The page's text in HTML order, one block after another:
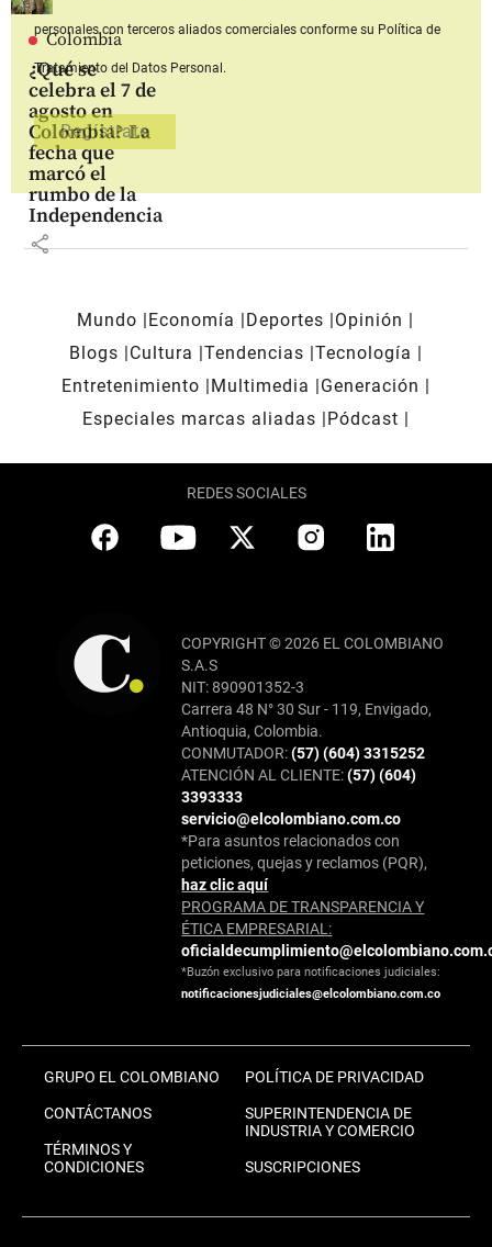
Colombia
¿Qué se
celebra el 7 de
agosto en
Colombia? La
fecha que
marcó el
rumbo de la
Independencia
share
personales con terceros aliados comerciales conforme su Política de
Tratamiento del Datos Personal.
Mundo Economía Deportes
Opinión
Blogs
Cultura Tendencias Tecnología
Entretenimiento
Multimedia
Generación
Especiales marcas aliadas
Pódcast
REDES SOCIALES
COPYRIGHT © 2026 EL COLOMBIANO
S.A.S
NIT: 890901352-3
Carrera 48 N° 30 Sur - 119, Envigado,
Antioquia, Colombia.
CONMUTADOR:(57) (604) 3315252
ATENCIÓN AL CLIENTE:(57) (604)
3393333
servicio@elcolombiano.com.co
*Para asuntos relacionados con
peticiones, quejas y reclamos (PQR),
haz clic aquí
PROGRAMA DE TRANSPARENCIA Y
ÉTICA EMPRESARIAL:
*Buzón exclusivo para notificaciones judiciales:
notificacionesjudiciales@elcolombiano.com.co
GRUPO EL COLOMBIANO
CONTÁCTANOS
TÉRMINOS Y
CONDICIONES
POLÍTICA DE PRIVACIDAD
SUPERINTENDENCIA DE
INDUSTRIA Y COMERCIO
SUSCRIPCIONES